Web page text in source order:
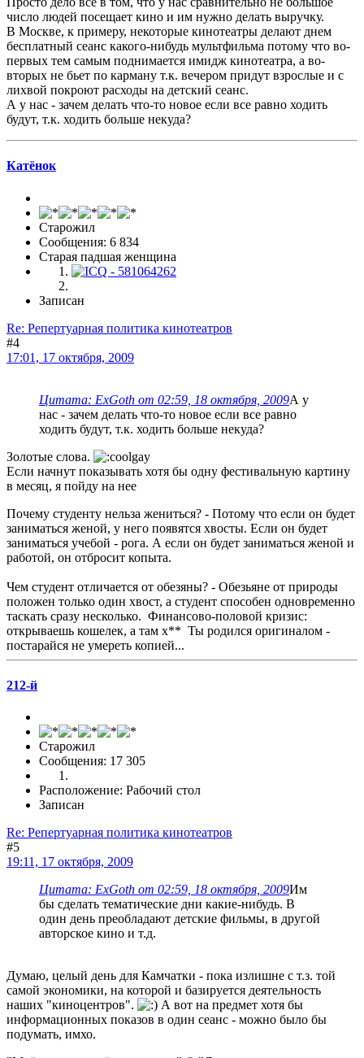
число людей посещает кино и им нужно делать выручку.
В Москве, к примеру, некоторые кинотеатры делают днем
бесплатный сеанс какого-нибудь мультфильма потому что во-
первых тем самым поднимается имидж кинотеатра, а во-
вторых не бьет по карману т.к. вечером придут взрослые и с
лихвой покроют расходы на детский сеанс.
А у нас - зачем делать что-то новое если все равно ходить
будут, т.к. ходить больше некуда?
Катёнок
Старожил
Сообщения: 6 834
Старая падшая женщина
Записан
Re: Репертуарная политика кинотеатров
#4
17:01, 17 октября, 2009
Цитата: ExGoth от 02:59, 18 октября, 2009А у
нас - зачем делать что-то новое если все равно
ходить будут, т.к. ходить больше некуда?
Золотые слова.
Если начнут показывать хотя бы одну фестивальную картину
в месяц, я пойду на нее
Почему студенту нельза жениться? - Потому что если он будет
заниматься женой, у него появятся хвосты. Если он будет
заниматься учебой - рога. А если он будет заниматься женой и
работой, он отбросит копыта.
Чем студент отличается от обезяны? - Обезьяне от природы
положен только один хвост, а студент способен одновременно
таскать сразу несколько. Финансово-половой кризис:
открываешь кошелек, а там х** Ты родился оригиналом -
постарайся не умереть копией...
212-й
Старожил
Сообщения: 17 305
Расположение: Рабочий стол
Записан
Re: Репертуарная политика кинотеатров
#5
19:11, 17 октября, 2009
Цитата: ExGoth от 02:59, 18 октября, 2009Им
бы сделать тематические дни какие-нибудь. В
один день преобладают детские фильмы, в другой
авторское кино и т.д.
Думаю, целый день для Камчатки - пока излишне с т.з. той
самой экономики, на которой и базируется деятельность
наших "киноцентров".
А вот на предмет хотя бы
информационных показов в один сеанс - можно было бы
подумать, имхо.